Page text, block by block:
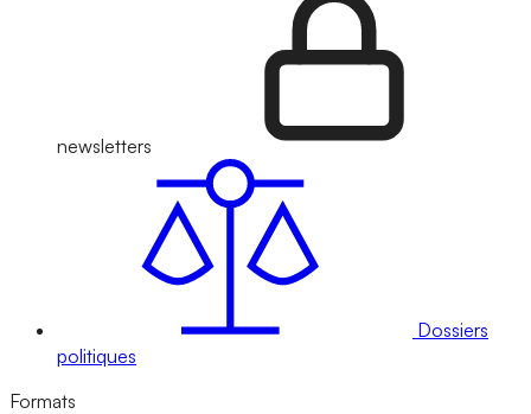
newsletters
Dossiers
politiques
Formats